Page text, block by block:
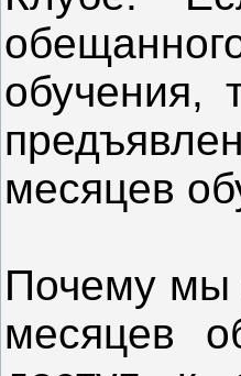
обучения,
месяцев
Почему мы
месяцев